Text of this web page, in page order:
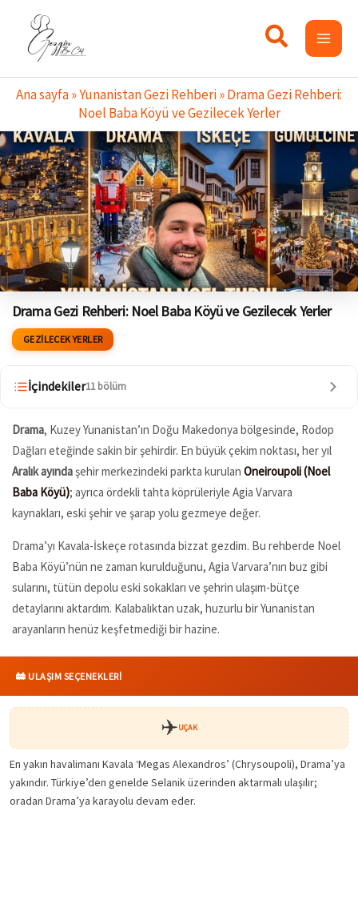
Ana sayfa»Yunanistan Gezi Rehberi»Drama Gezi Rehberi:
Noel Baba Köyü ve Gezilecek Yerler
Drama Gezi Rehberi: Noel Baba Köyü ve Gezilecek Yerler
GEZILECEK YERLER
İçindekiler11 bölüm
Drama, Kuzey Yunanistan’ın Doğu Makedonya bölgesinde, Rodop
Dağları eteğinde sakin bir şehirdir. En büyük çekim noktası, her yıl
Aralık ayındaşehir merkezindeki parkta kurulan Oneiroupoli (Noel
Baba Köyü); ayrıca ördekli tahta köprüleriyle Agia Varvara
kaynakları, eski şehir ve şarap yolu gezmeye değer.
Drama’yı Kavala-İskeçe rotasında bizzat gezdim. Bu rehberde Noel
Baba Köyü’nün ne zaman kurulduğunu, Agia Varvara’nın buz gibi
sularını, tütün depolu eski sokakları ve şehrin ulaşım-bütçe
detaylarını aktardım. Kalabalıktan uzak, huzurlu bir Yunanistan
arayanların henüz keşfetmediği bir hazine.
🚋 ULAŞIM SEÇENEKLERİ
✈️UÇAK
En yakın havalimanı Kavala ‘Megas Alexandros’ (Chrysoupoli), Drama’ya
yakındır. Türkiye’den genelde Selanik üzerinden aktarmalı ulaşılır;
oradan Drama’ya karayolu devam eder.